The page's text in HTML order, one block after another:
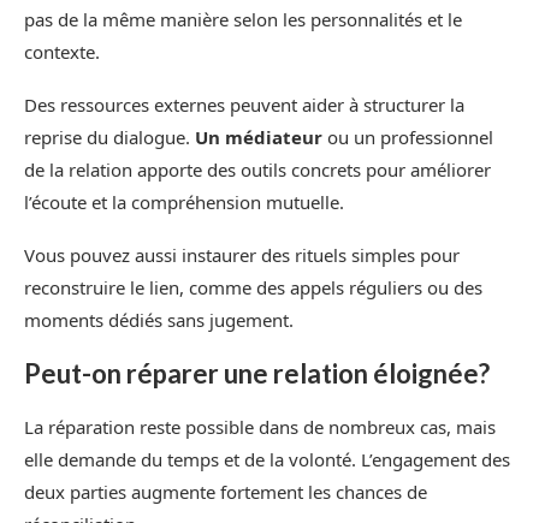
pas de la même manière selon les personnalités et le
contexte.
Des ressources externes peuvent aider à structurer la
reprise du dialogue. Un médiateur ou un professionnel
de la relation apporte des outils concrets pour améliorer
l’écoute et la compréhension mutuelle.
Vous pouvez aussi instaurer des rituels simples pour
reconstruire le lien, comme des appels réguliers ou des
moments dédiés sans jugement.
Peut-on réparer une relation éloignée?
La réparation reste possible dans de nombreux cas, mais
elle demande du temps et de la volonté. L’engagement des
deux parties augmente fortement les chances de